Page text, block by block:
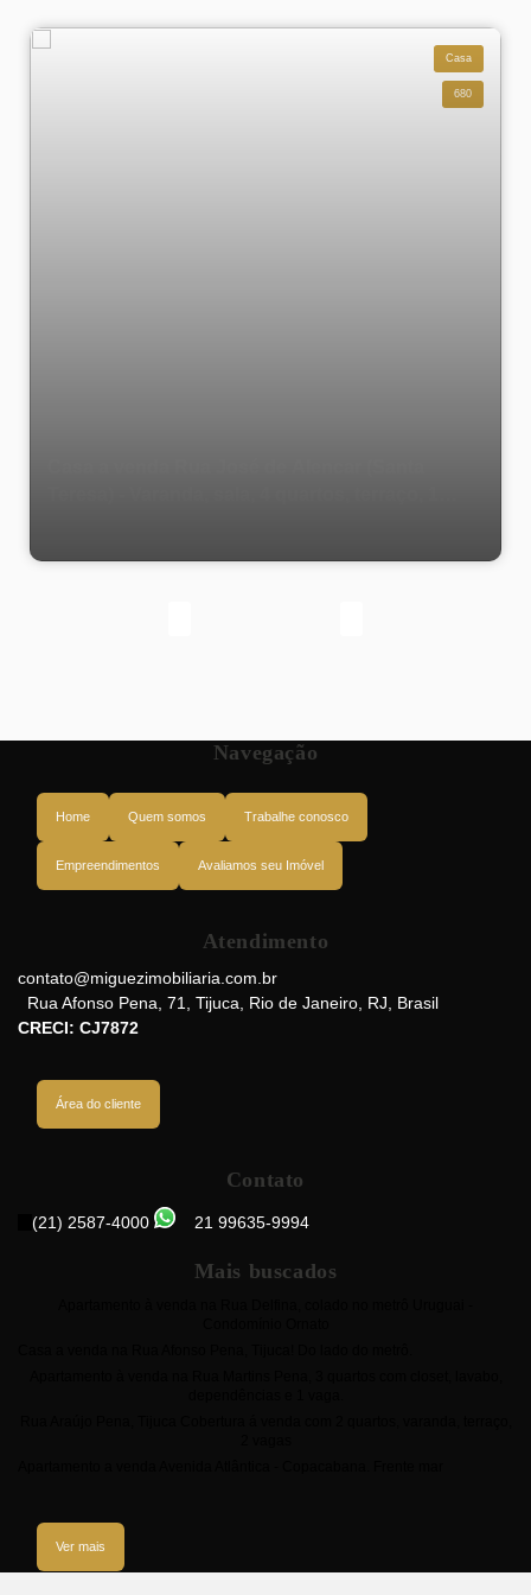
Casa
680
Rua José de Alencar, 20251-530, Santa Teresa, Rio de Janeiro, Rio de
Navegação
Home Quem somos Trabalhe conosco
Empreendimentos Avaliamos seu Imóvel
Atendimento
contato@miguezimobiliaria.com.br
Rua Afonso Pena 71 Tijuca Rio de Janeiro RJ
Brasil
CRECI: CJ7872
Área do cliente
Contato
(21) 2587-4000 21 99635-9994
Mais buscados
Ver mais